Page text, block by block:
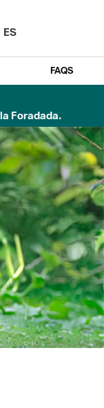
ES
FAQS
Foradada.